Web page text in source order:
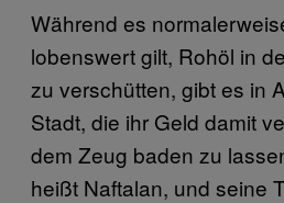
Während es
lobenswert gilt, Rohöl in
zu verschütten, gibt es in
Stadt, die ihr Geld damit
dem Zeug baden zu
heißt Naftalan, und seine